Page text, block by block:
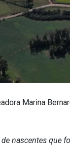
Marina
nascentes que